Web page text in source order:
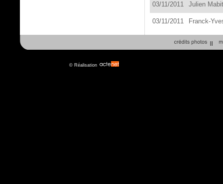
03/11/2011 Julien
03/11/2011 Franck-
© Réalisation